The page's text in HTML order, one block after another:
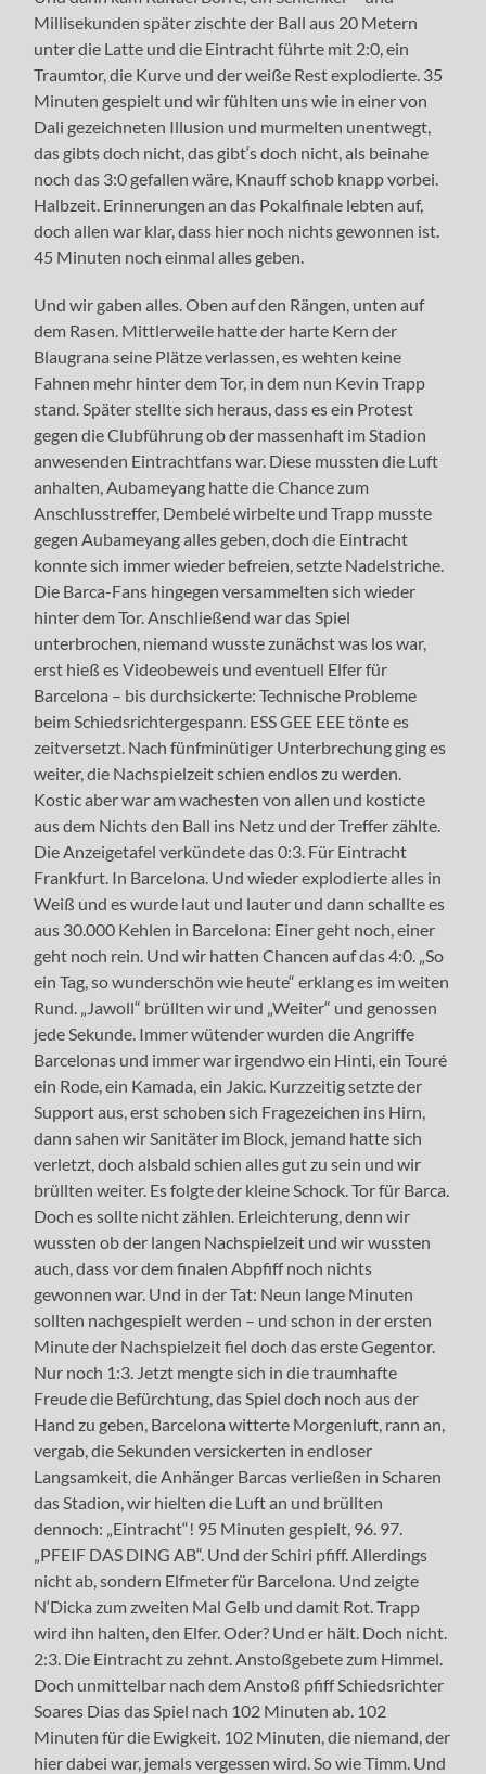
Millisekunden später zischte der Ball aus 20 Metern
unter die Latte und die Eintracht führte mit 2:0, ein
Traumtor, die Kurve und der weiße Rest explodierte. 35
Minuten gespielt und wir fühlten uns wie in einer von
Dali gezeichneten Illusion und murmelten unentwegt,
das gibts doch nicht, das gibt‘s doch nicht, als beinahe
noch das 3:0 gefallen wäre, Knauff schob knapp vorbei.
Halbzeit. Erinnerungen an das Pokalfinale lebten auf,
doch allen war klar, dass hier noch nichts gewonnen ist.
45 Minuten noch einmal alles geben.
Und wir gaben alles. Oben auf den Rängen, unten auf
dem Rasen. Mittlerweile hatte der harte Kern der
Blaugrana seine Plätze verlassen, es wehten keine
Fahnen mehr hinter dem Tor, in dem nun Kevin Trapp
stand. Später stellte sich heraus, dass es ein Protest
gegen die Clubführung ob der massenhaft im Stadion
anwesenden Eintrachtfans war. Diese mussten die Luft
anhalten, Aubameyang hatte die Chance zum
Anschlusstreffer, Dembelé wirbelte und Trapp musste
gegen Aubameyang alles geben, doch die Eintracht
konnte sich immer wieder befreien, setzte Nadelstriche.
Die Barca-Fans hingegen versammelten sich wieder
hinter dem Tor. Anschließend war das Spiel
unterbrochen, niemand wusste zunächst was los war,
erst hieß es Videobeweis und eventuell Elfer für
Barcelona – bis durchsickerte: Technische Probleme
beim Schiedsrichtergespann. ESS GEE EEE tönte es
zeitversetzt. Nach fünfminütiger Unterbrechung ging es
weiter, die Nachspielzeit schien endlos zu werden.
Kostic aber war am wachesten von allen und kosticte
aus dem Nichts den Ball ins Netz und der Treffer zählte.
Die Anzeigetafel verkündete das 0:3. Für Eintracht
Frankfurt. In Barcelona. Und wieder explodierte alles in
Weiß und es wurde laut und lauter und dann schallte es
aus 30.000 Kehlen in Barcelona: Einer geht noch, einer
geht noch rein. Und wir hatten Chancen auf das 4:0. „So
ein Tag, so wunderschön wie heute“ erklang es im weiten
Rund. „Jawoll“ brüllten wir und „Weiter“ und genossen
jede Sekunde. Immer wütender wurden die Angriffe
Barcelonas und immer war irgendwo ein Hinti, ein Touré
ein Rode, ein Kamada, ein Jakic. Kurzzeitig setzte der
Support aus, erst schoben sich Fragezeichen ins Hirn,
dann sahen wir Sanitäter im Block, jemand hatte sich
verletzt, doch alsbald schien alles gut zu sein und wir
brüllten weiter. Es folgte der kleine Schock. Tor für Barca.
Doch es sollte nicht zählen. Erleichterung, denn wir
wussten ob der langen Nachspielzeit und wir wussten
auch, dass vor dem finalen Abpfiff noch nichts
gewonnen war. Und in der Tat: Neun lange Minuten
sollten nachgespielt werden – und schon in der ersten
Minute der Nachspielzeit fiel doch das erste Gegentor.
Nur noch 1:3. Jetzt mengte sich in die traumhafte
Freude die Befürchtung, das Spiel doch noch aus der
Hand zu geben, Barcelona witterte Morgenluft, rann an,
vergab, die Sekunden versickerten in endloser
Langsamkeit, die Anhänger Barcas verließen in Scharen
das Stadion, wir hielten die Luft an und brüllten
dennoch: „Eintracht“! 95 Minuten gespielt, 96. 97.
„PFEIF DAS DING AB“. Und der Schiri pfiff. Allerdings
nicht ab, sondern Elfmeter für Barcelona. Und zeigte
N‘Dicka zum zweiten Mal Gelb und damit Rot. Trapp
wird ihn halten, den Elfer. Oder? Und er hält. Doch nicht.
2:3. Die Eintracht zu zehnt. Anstoßgebete zum Himmel.
Doch unmittelbar nach dem Anstoß pfiff Schiedsrichter
Soares Dias das Spiel nach 102 Minuten ab. 102
Minuten für die Ewigkeit. 102 Minuten, die niemand, der
hier dabei war, jemals vergessen wird. So wie Timm. Und